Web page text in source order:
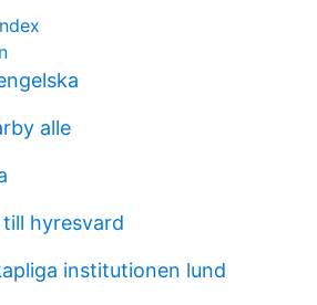
alle
hyresvard
institutionen lund